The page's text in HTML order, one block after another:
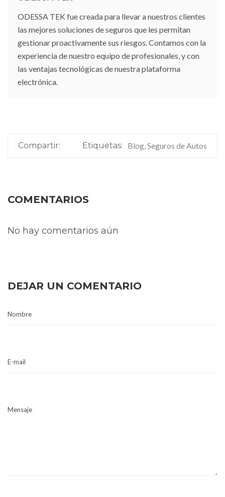
ODESSA TEK fue creada para llevar a nuestros clientes
las mejores soluciones de seguros que les permitan
gestionar proactivamente sus riesgos. Contamos con la
experiencia de nuestro equipo de profesionales, y con
las ventajas tecnológicas de nuestra plataforma
electrónica.
Compartir: Etiquetas: Blog, Seguros de Autos
COMENTARIOS
No hay comentarios aún
DEJAR UN COMENTARIO
Nombre
E-mail
Mensaje